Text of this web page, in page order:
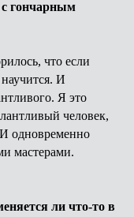
с гончарным
что если
И
Я это
человек,
одновременно
мастерами.
ли что-то в